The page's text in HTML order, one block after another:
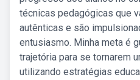
técnicas pedagógicas que
autênticas e são
entusiasmo. Minha meta é
trajetória para se tornarem
utilizando estratégias